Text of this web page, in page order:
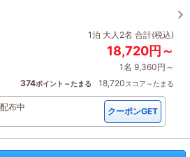
1泊 大人2名 合計(税込)
18,720円～
1名 9,360円～
374ポイント～たまる 18,720スコア～たまる
布中 クーポンGET